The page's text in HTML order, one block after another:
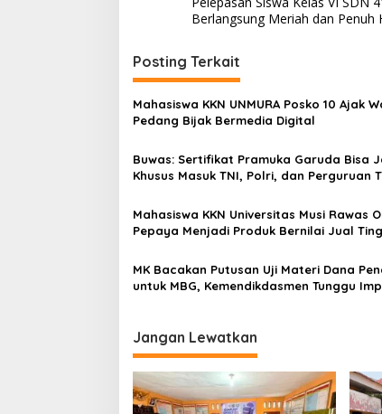
a
i
g
a
i
o
s
Berlangsung Meriah dan Penuh
Posting Terkait
Mahasiswa KKN UNMURA Posko 10 Ajak
Pedang Bijak Bermedia Digital
Buwas: Sertifikat Pramuka Garuda Bisa
Khusus Masuk TNI, Polri, dan Perguruan
Mahasiswa KKN Universitas Musi Rawas
Pepaya Menjadi Produk Bernilai Jual
MK Bacakan Putusan Uji Materi Dana
untuk MBG, Kemendikdasmen Tunggu
Jangan Lewatkan